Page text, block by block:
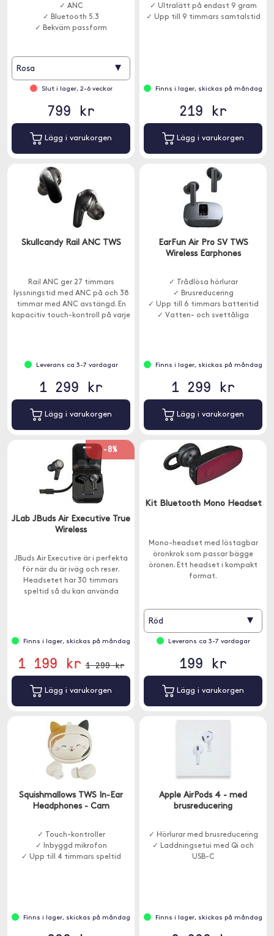
✓ ANC
✓ Bluetooth 5.3
✓ Bekväm passform
Rosa ▾
Slut i lager, 2-6 veckor
799 kr
Lägg i varukorgen
✓ Ultralätt på endast 9 gram
✓ Upp till 9 timmars samtalstid
Finns i lager, skickas på måndag
219 kr
Lägg i varukorgen
Skullcandy Rail ANC TWS
Rail ANC ger 27 timmars
lyssningstid med ANC på och 38
timmar med ANC avstängd. En
kapacitiv touch-kontroll på varje
Leverans ca 3-7 vardagar
1 299 kr
Lägg i varukorgen
EarFun Air Pro SV TWS
Wireless Earphones
✓ Trådlösa hörlurar
✓ Brusreducering
✓ Upp till 6 timmars batteritid
✓ Vatten- och svettåliga
Finns i lager, skickas på måndag
1 299 kr
Lägg i varukorgen
-8%
JLab JBuds Air Executive True
Wireless
JBuds Air Executive är i perfekta
för när du är iväg och reser.
Headsetet har 30 timmars
speltid så du kan använda
Finns i lager, skickas på måndag
1 199 kr 1 299 kr
Lägg i varukorgen
Kit Bluetooth Mono Headset
Mono-headset med löstagbar
öronkrok som passar bägge
öronen. Ett headset i kompakt
format.
Röd ▾
Leverans ca 3-7 vardagar
199 kr
Lägg i varukorgen
Squishmallows TWS In-Ear
Headphones - Cam
✓ Touch-kontroller
✓ Inbyggd mikrofon
✓ Upp till 4 timmars speltid
Finns i lager, skickas på måndag
Apple AirPods 4 - med
brusreducering
✓ Hörlurar med brusreducering
✓ Laddningsetui med Qi och
USB-C
Finns i lager, skickas på måndag